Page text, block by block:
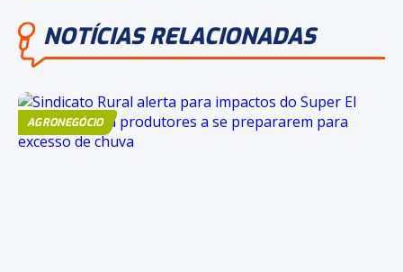
NOTÍCIAS RELACIONADAS
AGRONEGÓCIO